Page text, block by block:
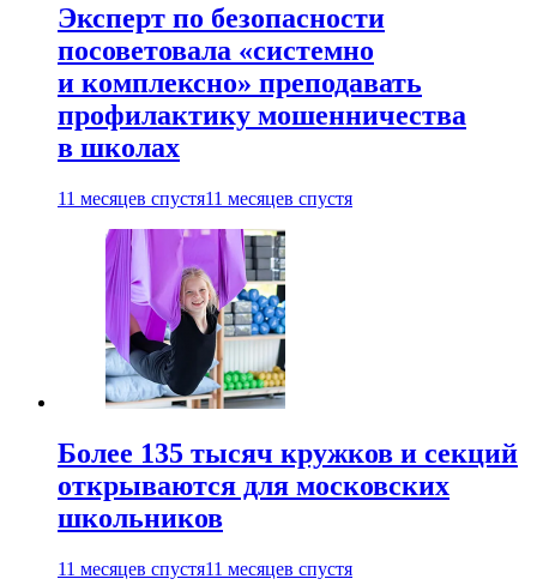
Эксперт по безопасности
посоветовала «системно
и комплексно» преподавать
профилактику мошенничества
в школах
11 месяцев спустя11 месяцев спустя
Более 135 тысяч кружков и секций
открываются для московских
школьников
11 месяцев спустя11 месяцев спустя